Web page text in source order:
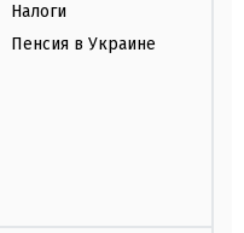
Налоги
Пенсия в Украине